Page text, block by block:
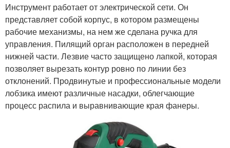
Инструмент работает от электрической сети. Он
представляет собой корпус, в котором размещены
рабочие механизмы, на нем же сделана ручка для
управления. Пилящий орган расположен в передней
нижней части. Лезвие часто защищено лапкой, которая
позволяет вырезать контур ровно по линии без
отклонений. Продвинутые и профессиональные модели
лобзика имеют различные насадки, облегчающие
процесс распила и выравнивающие края фанеры.